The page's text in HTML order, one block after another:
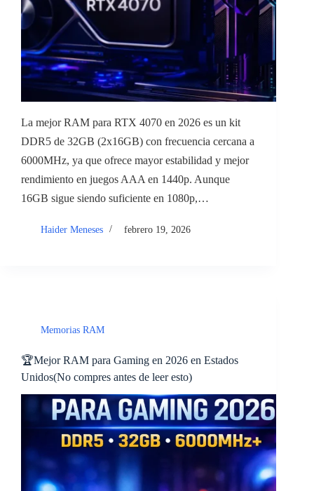
La mejor RAM para RTX 4070 en 2026 es un kit
DDR5 de 32GB (2x16GB) con frecuencia cercana a
6000MHz, ya que ofrece mayor estabilidad y mejor
rendimiento en juegos AAA en 1440p. Aunque
16GB sigue siendo suficiente en 1080p,…
Haider Meneses febrero 19, 2026
Memorias RAM
🏆Mejor RAM para Gaming en 2026 en Estados
Unidos(No compres antes de leer esto)